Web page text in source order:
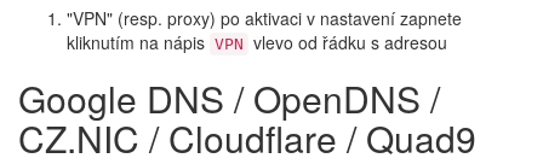
"VPN" (resp. proxy) po aktivaci v nastavení zapnete
kliknutím na nápis VPN vlevo od řádku s adresou
Google DNS / OpenDNS /
CZ.NIC / Cloudflare / Quad9